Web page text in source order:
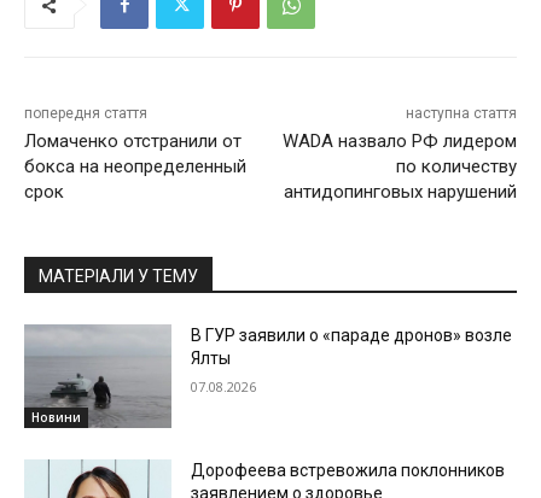
попередня стаття
Ломаченко отстранили от
бокса на неопределенный
срок
наступна стаття
WADA назвало РФ лидером
по количеству
антидопинговых нарушений
МАТЕРІАЛИ У ТЕМУ
Новини
В ГУР заявили о «параде дронов» возле
Ялты
07.08.2026
Дорофеева встревожила поклонников
заявлением о здоровье